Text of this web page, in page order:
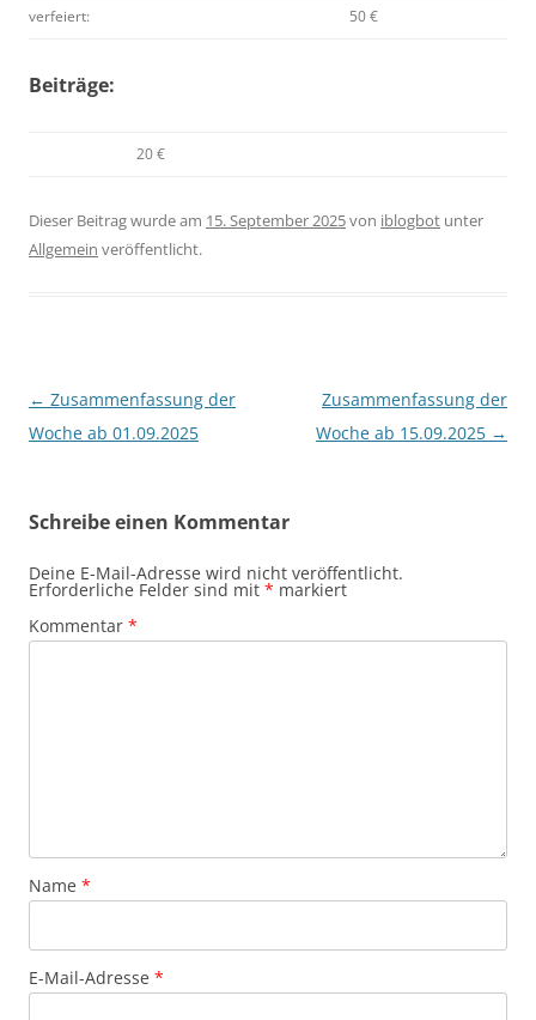
verfeiert: 50 €
Beiträge:
20 €
Dieser Beitrag wurde am 15. September 2025von iblogbot unter
Allgemein veröffentlicht.
Beitragsnavigation
← Zusammenfassung der
Woche ab 01.09.2025
Zusammenfassung der
Woche ab 15.09.2025 →
Schreibe einen Kommentar
Deine E-Mail-Adresse wird nicht veröffentlicht.
Erforderliche Felder sind mit * markiert
Kommentar *
Name *
E-Mail-Adresse *